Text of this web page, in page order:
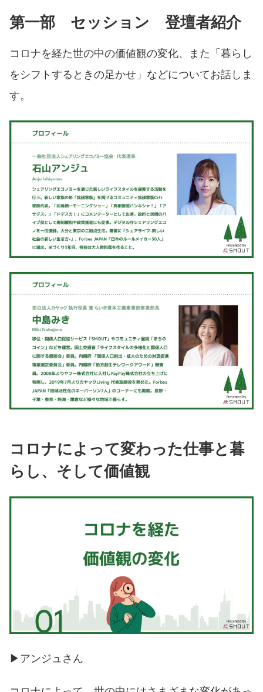
第一部 セッション 登壇者紹介
コロナを経た世の中の価値観の変化、また「暮らし
をシフトするときの足かせ」などについてお話しま
す。
コロナによって変わった仕事と暮
らし、そして価値観
▶︎アンジュさん